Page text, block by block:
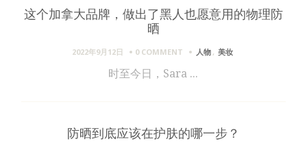
这个加拿大品牌，做出了黑人也愿意用的物理防
晒
2022年9月12日 0 COMMENT 人物 , 美妆
时至今日，Sara ...
防晒到底应该在护肤的哪一步？